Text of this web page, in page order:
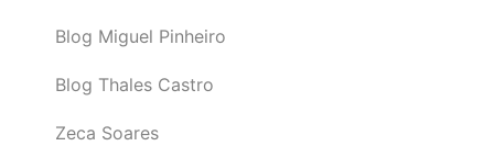
Blog Miguel Pinheiro
Blog Thales Castro
Zeca Soares